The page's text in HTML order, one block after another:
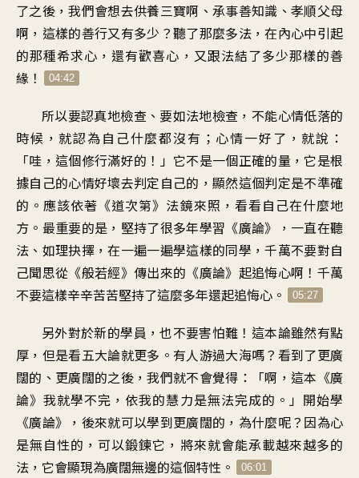
了之後，我們會想去供養三寶啊、承事善知識、孝順父母
啊，這樣的善行又有多少？聽了那麼多法，在內心中引起
的那種希求心，還有歡喜心，又跟法結了多少那樣的善
緣！
04:42
所以要認真地檢查、要如法地檢查，不能心情低落的
時候，就認為自己什麼都沒有；心情一好了，就說：
「哇，這個修行滿好的！」它不是一個正確的量，它是根
據自己的心情好壞去判定自己的，顯然這個判定是不準確
的。應該依著《道次第》法鏡來照，看看自己在什麼地
方。最重要的是，堅持了很多年學習《廣論》，一直在聽
法、如理抉擇，在一遍一遍學這樣的同學，千萬不要對自
己聞思從《般若經》傳出來的《廣論》起追悔心啊！千萬
不要這樣辛辛苦苦堅持了這麼多年還起追悔心。
05:27
另外對於新的學員，也不要害怕難！這本論雖然有點
厚，但是看五大論就更多。有人游過大海嗎？看到了更廣
闊的、更廣闊的之後，我們就不會覺得：「啊，這本《廣
論》我就學不完，依我的慧力是無法完成的。」開始學
《廣論》，後來就可以學到更廣闊的，為什麼呢？因為心
是無自性的，可以鍛鍊它，將來就會能承載越來越多的
法，它會顯現為廣闊無邊的這個特性。
06:01